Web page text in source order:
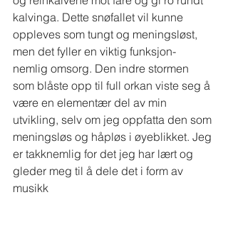
kalvinga. Dette snøfallet vil kunne
oppleves som tungt og meningsløst,
men det fyller en viktig funksjon-
nemlig omsorg. Den indre stormen
som blåste opp til full orkan viste seg å
være en elementær del av min
utvikling, selv om jeg oppfatta den som
meningsløs og håpløs i øyeblikket. Jeg
er takknemlig for det jeg har lært og
gleder meg til å dele det i form av
musikk